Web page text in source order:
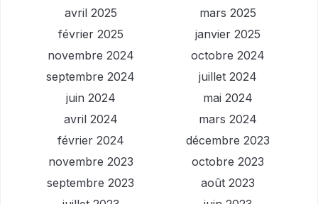
avril 2025
mars 2025
février 2025
janvier 2025
novembre 2024
octobre 2024
septembre 2024
juillet 2024
juin 2024
mai 2024
avril 2024
mars 2024
février 2024
décembre 2023
novembre 2023
octobre 2023
septembre 2023
août 2023